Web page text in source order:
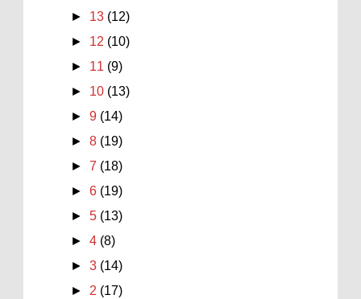
► 13 (12)
► 12 (10)
► 11 (9)
► 10 (13)
►9 (14)
►8 (19)
►7 (18)
►6 (19)
►5 (13)
►4 (8)
►3 (14)
► 2 (17)